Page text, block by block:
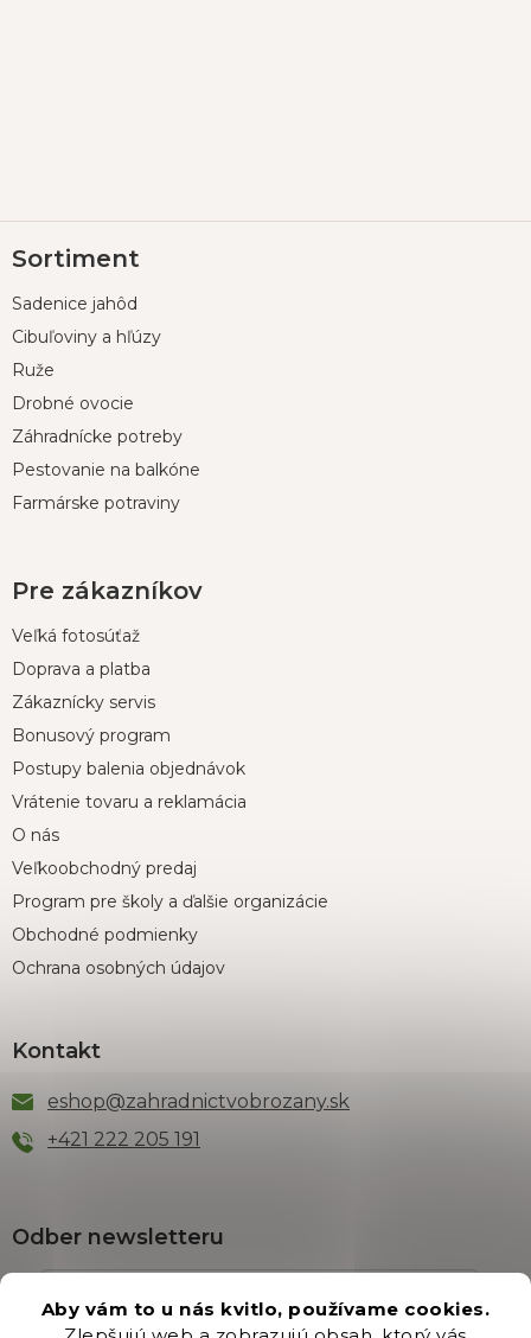
Aby vám to u nás kvitlo, používame cookies.
á
ä
Sortiment
Sadenice jahôd
Cibuľoviny a hľúzy
Ruže
Drobné ovocie
Záhradnícke potreby
Pestovanie na balkóne
Farmárske potraviny
Pre zákazníkov
Veľká fotosúťaž
Doprava a platba
Zákaznícky servis
Bonusový program
Postupy balenia objednávok
Vrátenie tovaru a reklamácia
O nás
Veľkoobchodný predaj
Program pre školy a ďalšie organizácie
Obchodné podmienky
Ochrana osobných údajov
Kontakt
eshop@zahradnictvobrozany.sk
+421 222 205 191
Odber newsletteru